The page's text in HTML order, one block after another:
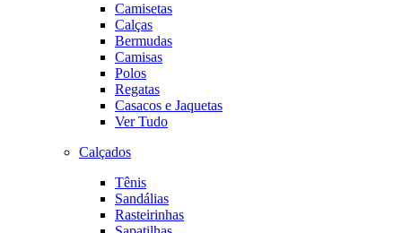
Camisetas
Calças
Bermudas
Camisas
Polos
Regatas
Casacos e Jaquetas
Ver Tudo
Calçados
Tênis
Sandálias
Rasteirinhas